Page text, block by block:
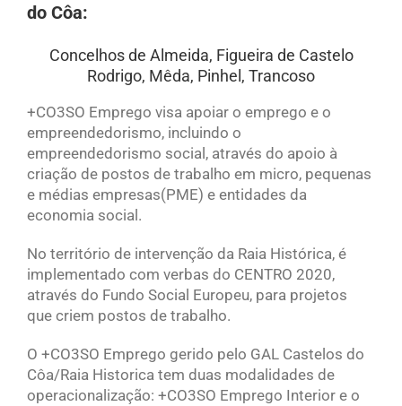
do Côa:
Concelhos de Almeida, Figueira de Castelo
Rodrigo, Mêda, Pinhel, Trancoso
+CO3SO Emprego visa apoiar o emprego e o
empreendedorismo, incluindo o
empreendedorismo social, através do apoio à
criação de postos de trabalho em micro, pequenas
e médias empresas(PME) e entidades da
economia social.
No território de intervenção da Raia Histórica, é
implementado com verbas do CENTRO 2020,
através do Fundo Social Europeu, para projetos
que criem postos de trabalho.
O +CO3SO Emprego gerido pelo GAL Castelos do
Côa/Raia Historica tem duas modalidades de
operacionalização: +CO3SO Emprego Interior e o